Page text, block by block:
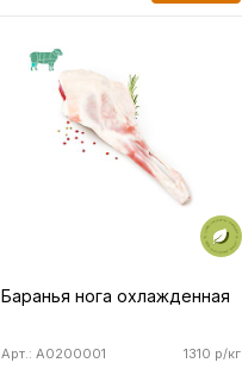
Баранья нога охлажденная
1310 р/кг
Арт.: A0200001